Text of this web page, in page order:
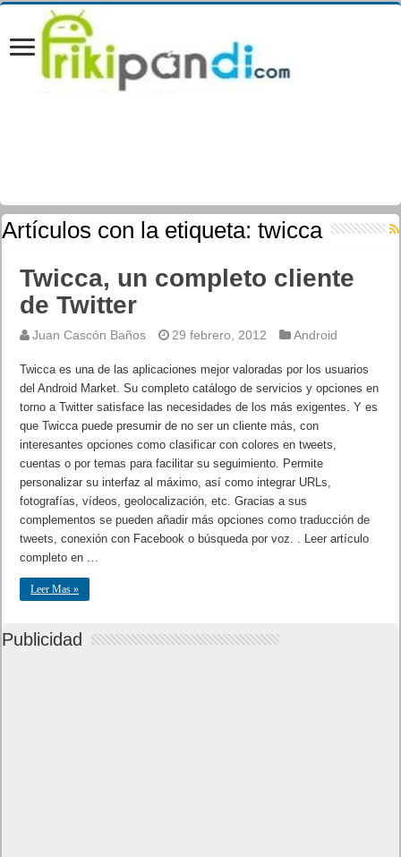
Artículos con la etiqueta:twicca
Twicca, un completo cliente
de Twitter
Juan Cascón Baños 29 febrero, 2012 Android
Twicca es una de las aplicaciones mejor valoradas por los usuarios
del Android Market. Su completo catálogo de servicios y opciones en
torno a Twitter satisface las necesidades de los más exigentes. Y es
que Twicca puede presumir de no ser un cliente más, con
interesantes opciones como clasificar con colores en tweets,
cuentas o por temas para facilitar su seguimiento. Permite
personalizar su interfaz al máximo, así como integrar URLs,
fotografías, vídeos, geolocalización, etc. Gracias a sus
complementos se pueden añadir más opciones como traducción de
tweets, conexión con Facebook o búsqueda por voz. . Leer artículo
completo en …
Leer Mas »
Publicidad